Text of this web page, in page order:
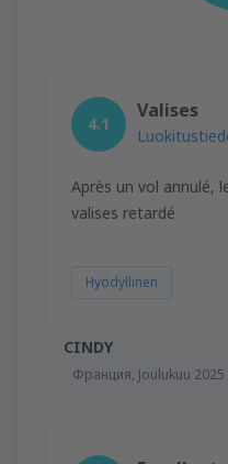
CINDY
Франция, Joulukuu 2025
4.1
Valises
Après un vol annulé,
valises retardé
Hyödyllinen